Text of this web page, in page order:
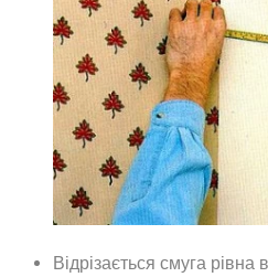
Відрізається смуга